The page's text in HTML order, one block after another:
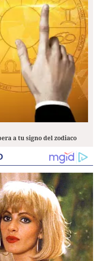
a tu signo del zodiaco